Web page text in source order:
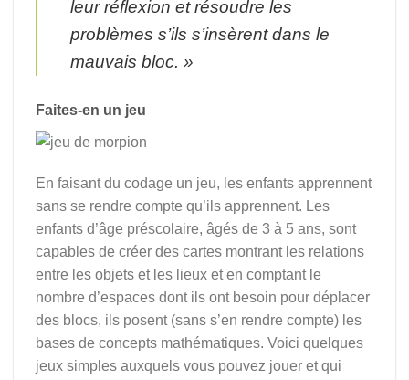
leur réflexion et résoudre les
problèmes s’ils s’insèrent dans le
mauvais bloc. »
Faites-en un jeu
En faisant du codage un jeu, les enfants apprennent
sans se rendre compte qu’ils apprennent. Les
enfants d’âge préscolaire, âgés de 3 à 5 ans, sont
capables de créer des cartes montrant les relations
entre les objets et les lieux et en comptant le
nombre d’espaces dont ils ont besoin pour déplacer
des blocs, ils posent (sans s’en rendre compte) les
bases de concepts mathématiques. Voici quelques
jeux simples auxquels vous pouvez jouer et qui